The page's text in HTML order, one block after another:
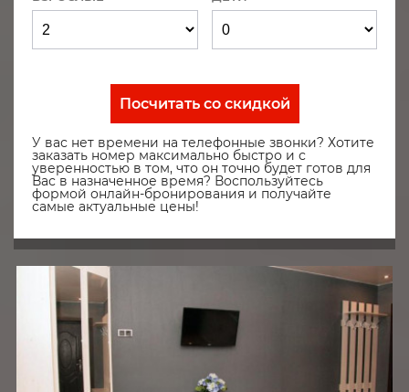
Посчитать со скидкой
У вас нет времени на телефонные звонки? Хотите
заказать номер максимально быстро и с
уверенностью в том, что он точно будет готов для
Вас в назначенное время? Воспользуйтесь
формой онлайн-бронирования и получайте
самые актуальные цены!